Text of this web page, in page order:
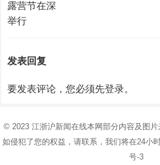
发表回复
要发表评论，您必须先登录。
© 2023 江浙沪新闻在线本网部分内容及图片
如侵犯了您的权益，请联系，我们将在24小
号-3